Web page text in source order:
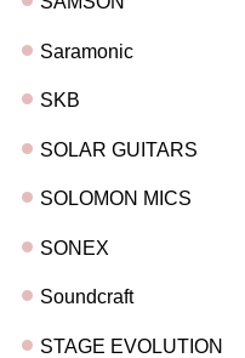
Saramonic
SKB
SOLAR GUITARS
SOLOMON MICS
SONEX
Soundcraft
STAGE EVOLUTION